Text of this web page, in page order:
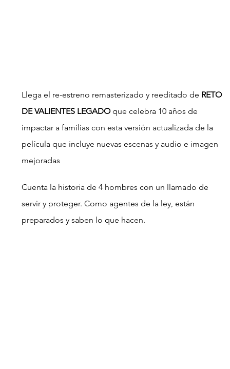
Llega el re-estreno remasterizado y reeditado de RETO
DE VALIENTES LEGADO que celebra 10 años de
impactar a familias con esta versión actualizada de la
película que incluye nuevas escenas y audio e imagen
mejoradas
Cuenta la historia de 4 hombres con un llamado de
servir y proteger. Como agentes de la ley, están
preparados y saben lo que hacen.